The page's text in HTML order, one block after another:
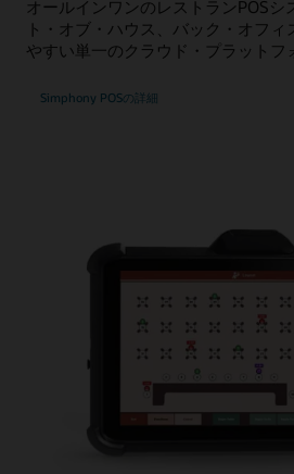
オールインワンのレストランPOSシ
ト・オブ・ハウス、バック・オフ
やすい単一のクラウド・プラットフ
Simphony POSの詳細